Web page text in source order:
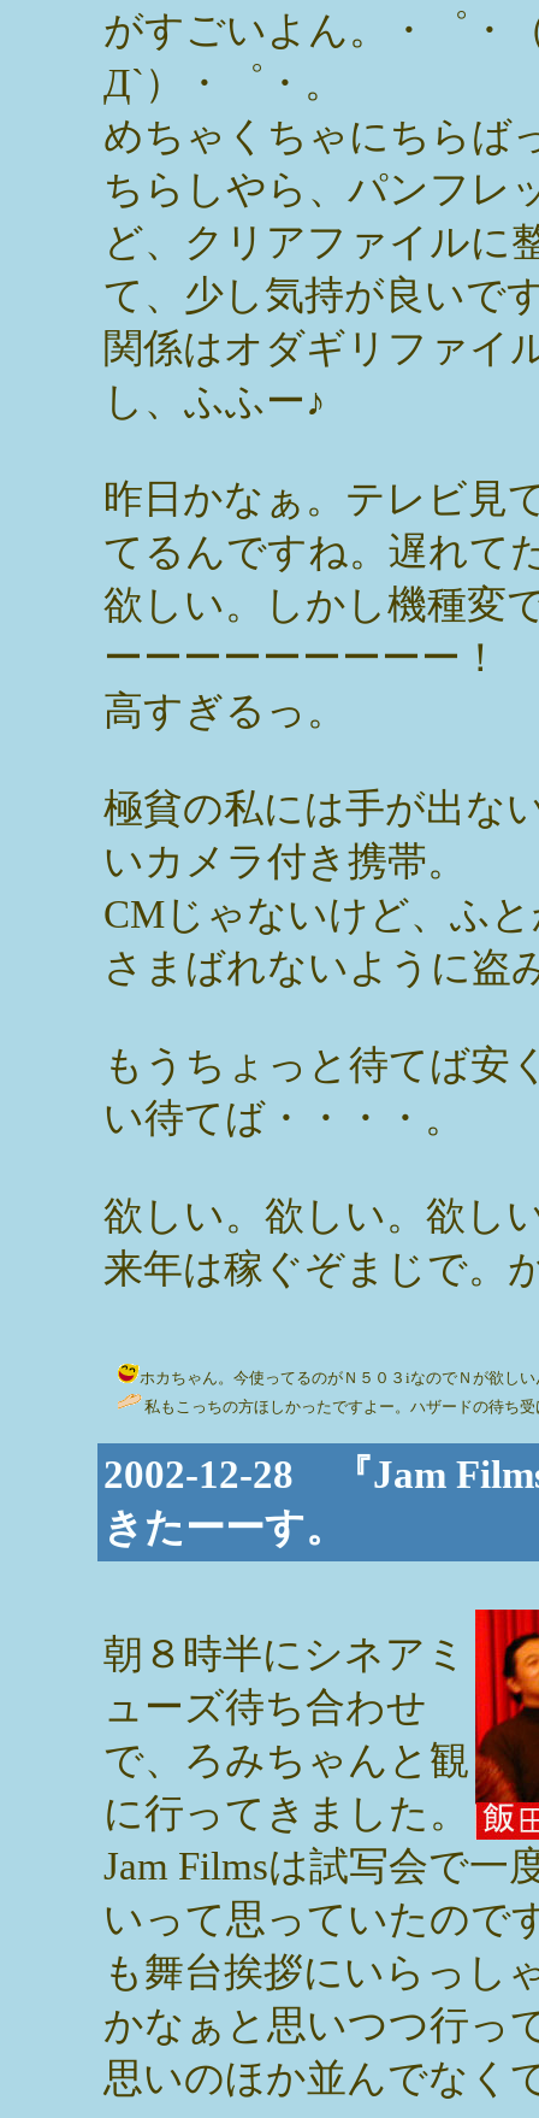
がすごいよん。・゜・
Д`）・゜・。
めちゃくちゃにちらば
ちらしやら、パンフレ
ど、クリアファイルに
て、少し気持が良いで
関係はオダギリファイ
し、ふふー♪
昨日かなぁ。テレビ見
てるんですね。遅れて
欲しい。しかし機種変
ーーーーーーーーー！
高すぎるっ。
極貧の私には手が出な
いカメラ付き携帯。
CMじゃないけど、ふ
さまばれないように盗
もうちょっと待てば安
い待てば・・・・。
欲しい。欲しい。欲し
来年は稼ぐぞまじで。
ホカちゃん。今使ってるのがＮ５０３iなのでＮが欲し
私もこっちの方ほしかったですよー。ハザードの待ち
2002-12-28 『Jam
きたーーす。
朝８時半にシネアミ
ューズ待ち合わせ
で、ろみちゃんと観
に行ってきました。
Jam Filmsは試写会で一
いって思っていたので
も舞台挨拶にいらっし
かなぁと思いつつ行っ
思いのほか並んでなく